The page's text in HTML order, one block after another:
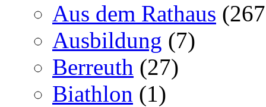
Aus dem Rathaus
Ausbildung (7)
Berreuth (27)
Biathlon (1)